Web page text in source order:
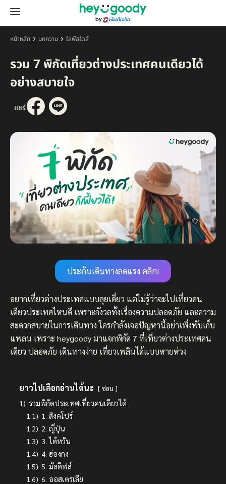
หน้าหลัก บทความ ไลฟ์สไตล์
รวม 7 พิกัดเที่ยวต่างประเทศคนเดียวได้
อย่างสบายใจ
แชร์
ประกันเดินทางลดแรง คลิก!
อยากเที่ยวต่างประเทศแบบลุยเดี่ยว แต่ไม่รู้ว่าจะไปเที่ยวคน
เดียวประเทศไหนดี เพราะกังวลทั้งเรื่องความปลอดภัย และความ
สะดวกสบายในการเดินทาง ใครกำลังเจอปัญหานี้อย่าเพิ่งพับเก็บ
แพลน เพราะ heygoody มาแจกพิกัด 7 ที่เที่ยวต่างประเทศคน
เดียว ปลอดภัย เดินทางง่าย เที่ยวเพลินได้แบบหายห่วง
ยาวไปเลือกอ่านได้นะ ซ่อน
1) รวมพิกัดประเทศเที่ยวคนเดียวได้
1.1) 1. สิงคโปร์
1.2) 2. ญี่ปุ่น
1.3) 3. ไต้หวัน
1.4) 4. ฮ่องกง
1.5) 5. มัลดีฟส์
1.6) 6. ออสเตรเลีย